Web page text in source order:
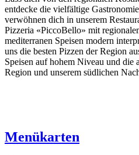
entdecke die vielfältige
verwöhnen dich in unserem
Pizzeria «PiccoBello» mit
mediterranen Speisen modern
uns die besten Pizzen der Region
Speisen auf hohem Niveau und die
Region und unserem südlichen
Menükarten